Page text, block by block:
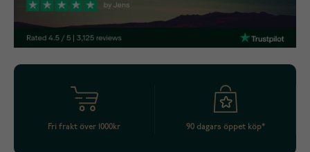
Fri frakt över 1000kr 90 dagars öppet köp*